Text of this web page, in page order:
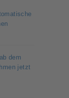
dem
jetzt